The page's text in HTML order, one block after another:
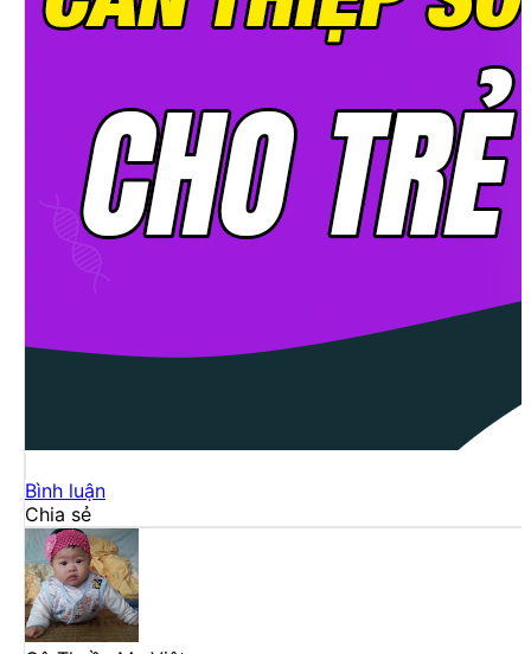
Bình luận
Chia sẻ